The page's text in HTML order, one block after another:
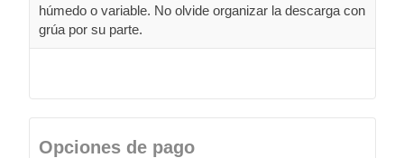
húmedo o variable. No olvide organizar la descarga con
grúa por su parte.
Opciones de pago